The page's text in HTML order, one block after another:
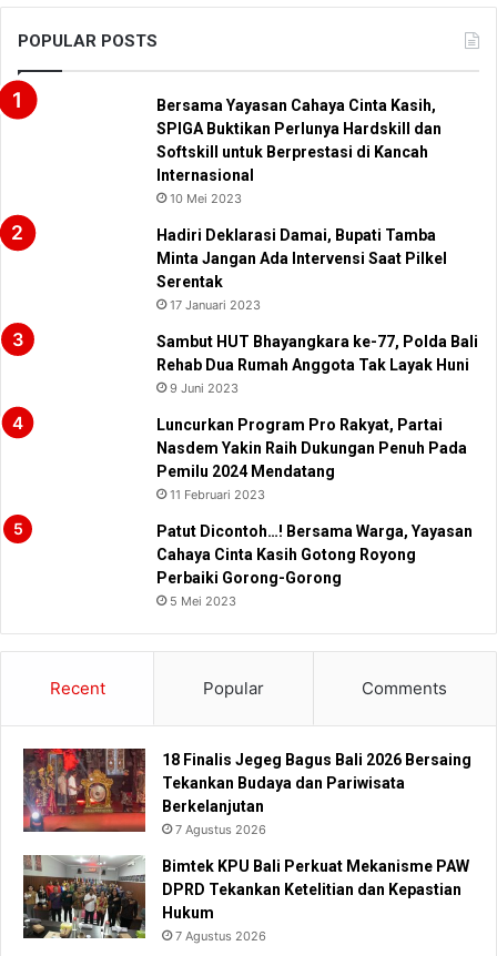
POPULAR POSTS
Bersama Yayasan Cahaya Cinta Kasih,
SPIGA Buktikan Perlunya Hardskill dan
Softskill untuk Berprestasi di Kancah
Internasional
10 Mei 2023
Hadiri Deklarasi Damai, Bupati Tamba
Minta Jangan Ada Intervensi Saat Pilkel
Serentak
17 Januari 2023
Sambut HUT Bhayangkara ke-77, Polda Bali
Rehab Dua Rumah Anggota Tak Layak Huni
9 Juni 2023
Luncurkan Program Pro Rakyat, Partai
Nasdem Yakin Raih Dukungan Penuh Pada
Pemilu 2024 Mendatang
11 Februari 2023
Patut Dicontoh…! Bersama Warga, Yayasan
Cahaya Cinta Kasih Gotong Royong
Perbaiki Gorong-Gorong
5 Mei 2023
Recent Popular Comments
18 Finalis Jegeg Bagus Bali 2026 Bersaing
Tekankan Budaya dan Pariwisata
Berkelanjutan
7 Agustus 2026
Bimtek KPU Bali Perkuat Mekanisme PAW
DPRD Tekankan Ketelitian dan Kepastian
Hukum
7 Agustus 2026